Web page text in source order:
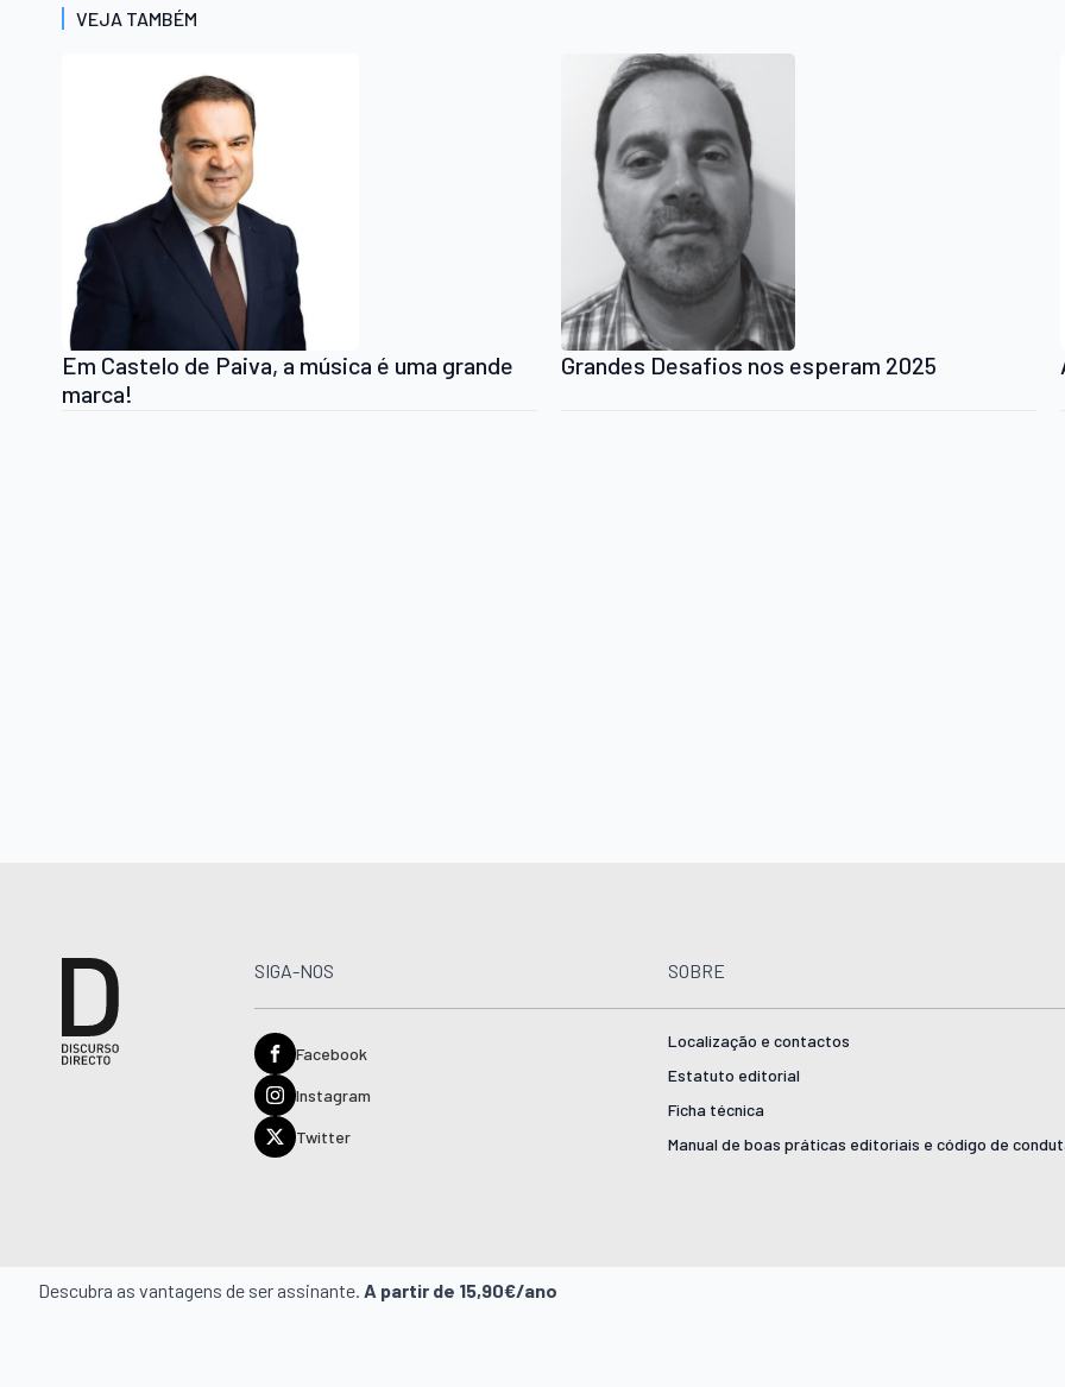
VEJA TAMBÉM
Em Castelo de Paiva, a música é uma grande
marca!
Grandes Desafios nos esperam 2025
SIGA-NOS
Facebook
Instagram
Twitter
SOBRE
Localização e contactos
Estatuto editorial
Ficha técnica
Manual de boas práticas editoriais e código de
Descubra as vantagens de ser assinante. A partir de 15,90€/ano